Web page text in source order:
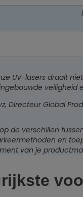
UV-lasers draait
veiligheid
Directeur Global
de verschillen
en
van je